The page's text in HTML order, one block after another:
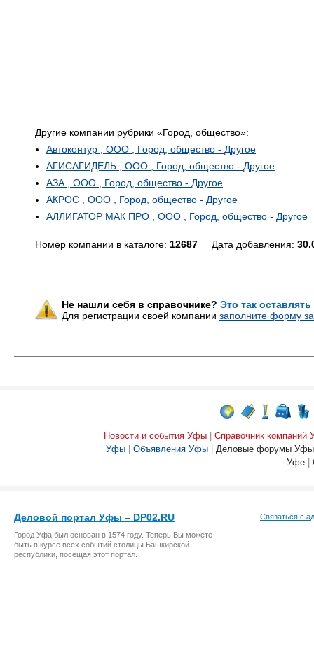
Другие компании рубрики «Город, общество»:
Автоконтур , ООО , Город, общество - Другое
АГИСАГИДЕЛЬ , ООО , Город, общество - Другое
АЗА , ООО , Город, общество - Другое
АКРОС , ООО , Город, общество - Другое
АЛЛИГАТОР МАК ПРО , ООО , Город, общество - Другое
Номер компании в каталоге: 12687 Дата добавления:
Не нашли себя в справочнике? Это так
Для регистрации своей компании заполните форму
Новости и события Уфы
Справочник компаний
Уфы
Объявления Уфы
Деловые форумы Уфы
Уфе
Деловой портал Уфы – DP02.RU
Город Уфа был основан в 1574 году. Теперь Вы можете
быть в курсе всех событий столицы Башкирской
республики, посещая этот портал.
Связаться с